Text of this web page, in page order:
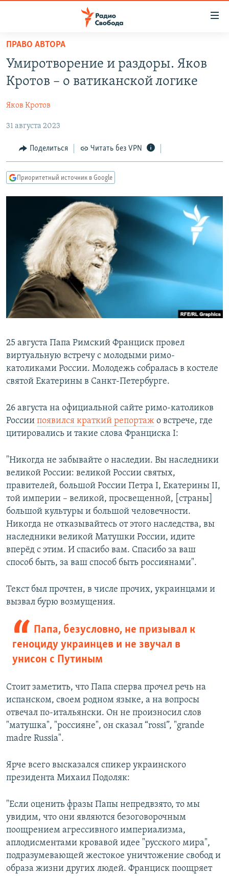
упрощенного
доступа
Вернуться
основному
Вернутся
главной
навигации
Вернутся
ПОДКАСТЫ
АВТОРСКИЕ ПРОЕКТЫ
ЦИТАТЫ СВОБОДЫ
МНЕНИЯ
КУЛЬТУРА
IDEL.РЕАЛИИ
КАВКАЗ.РЕАЛИИ
СИБИРЬ.РЕАЛИИ
РАСПИСАНИЕ ВЕЩАНИЯ
ПОДПИШИТЕСЬ НА РАССЫЛКУ
СОЦИАЛЬНЫЕ СЕТИ
Все сайты РСЕ/РС
ПРАВО АВТОРА
Умиротворение и раздоры. Яков
Кротов – о ватиканской логике
Яков Кротов
31 августа 2023
Поделиться Читать без VPN
Приоритетный источник в Google
25 августа Папа Римский Франциск провел
виртуальную встречу с молодыми римо-
католиками России. Молодежь собралась в костеле
святой Екатерины в Санкт-Петербурге.
26 августа на официальной сайте римо-католиков
России появился краткий репортаж о встрече, где
цитировались и такие слова Франциска I:
"Никогда не забывайте о наследии. Вы наследники
великой России: великой России святых,
правителей, большой России Петра I, Екатерины II,
той империи – великой, просвещенной, [страны]
большой культуры и большой человечности.
Никогда не отказывайтесь от этого наследства, вы
наследники великой Матушки России, идите
вперёд с этим. И спасибо вам. Спасибо за ваш
способ быть, за ваш способ быть россиянами".
Текст был прочтен, в числе прочих, украинцами и
вызвал бурю возмущения.
Папа, безусловно, не призывал к
геноциду украинцев и не звучал в
унисон с Путиным
Стоит заметить, что Папа сперва прочел речь на
испанском, своем родном языке, а на вопросы
отвечал по-итальянски. Он не произносил слов
"матушка", "россияне", он сказал “rossi”, "grande
madre Russia".
Ярче всего высказался спикер украинского
президента Михаил Подоляк:
"Если оценить фразы Папы непредвзято, то мы
увидим, что они являются безоговорочным
поощрением агрессивного империализма,
аплодисментами кровавой идее "русского мира",
подразумевающей жестокое уничтожение свобод и
образа жизни других людей. Франциск поощряет